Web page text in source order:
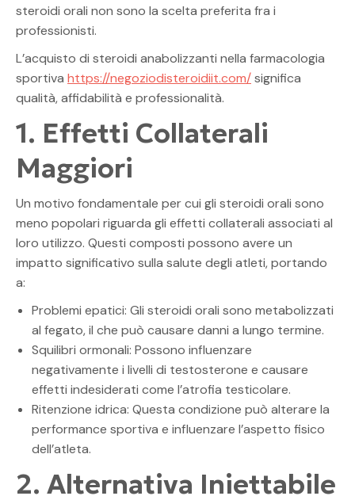
steroidi orali non sono la scelta preferita fra i
professionisti.
L’acquisto di steroidi anabolizzanti nella farmacologia
sportiva https://negoziodisteroidiit.com/significa
qualità, affidabilità e professionalità.
1. Effetti Collaterali
Maggiori
Un motivo fondamentale per cui gli steroidi orali sono
meno popolari riguarda gli effetti collaterali associati al
loro utilizzo. Questi composti possono avere un
impatto significativo sulla salute degli atleti, portando
a:
Problemi epatici: Gli steroidi orali sono metabolizzati
al fegato, il che può causare danni a lungo termine.
Squilibri ormonali: Possono influenzare
negativamente i livelli di testosterone e causare
effetti indesiderati come l’atrofia testicolare.
Ritenzione idrica: Questa condizione può alterare la
performance sportiva e influenzare l’aspetto fisico
dell’atleta.
2. Alternativa Iniettabile